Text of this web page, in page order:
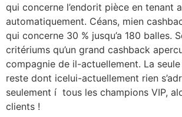
qui concerne l’endorit pièce en tenant
automatiquement. Céans, mien
qui concerne 30 % jusqu’a 180 balles.
critériums qu’un grand cashback
compagnie de il-actuellement. La
reste dont icelui-actuellement rien
seulement í tous les champions VIP,
clients !